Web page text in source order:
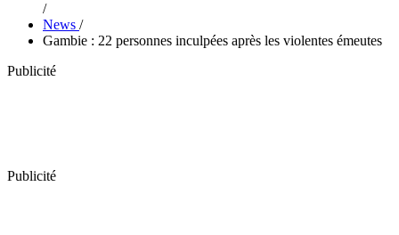
/
News /
Gambie : 22 personnes inculpées après les violentes émeutes
Publicité
Publicité